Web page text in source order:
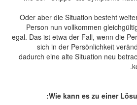
Oder aber die Situation besteht
Person nun vollkommen
egal. Das ist etwa der Fall, wenn die
sich in der Persönlichkeit
dadurch eine alte Situation neu
Wie kann es zu einer